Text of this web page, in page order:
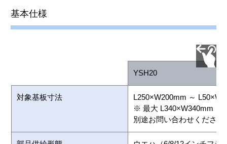
特長
基本仕様
YSH20
対象基板寸法
L250×W200mm ～
※ 最大 L340×W340mm ま
別途お問い合わせください